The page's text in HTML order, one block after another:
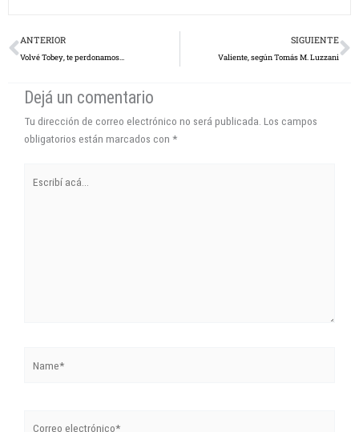
Prev
ANTERIOR
Volvé Tobey, te perdonamos…
SIGUIENTE
Valiente, según Tomás M. Luzzani
Dejá un comentario
Tu dirección de correo electrónico no será publicada. Los campos
obligatorios están marcados con *
acá...